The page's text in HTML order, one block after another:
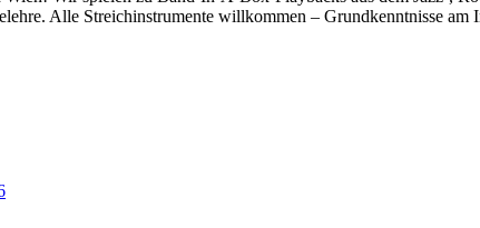
Alle Streichinstrumente willkommen – Grundkenntnisse am